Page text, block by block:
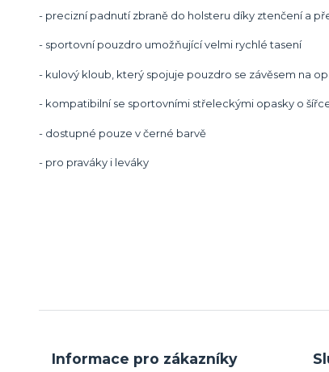
- precizní padnutí zbraně do holsteru díky ztenčení a
- sportovní pouzdro umožňující velmi rychlé tasení
- kulový kloub, který spojuje pouzdro se závěsem na
- kompatibilní se sportovními střeleckými opasky o
- dostupné pouze v černé barvě
- pro praváky i leváky
Informace pro zákazníky